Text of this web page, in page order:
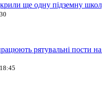
ще одну підземну
рятувальні пости